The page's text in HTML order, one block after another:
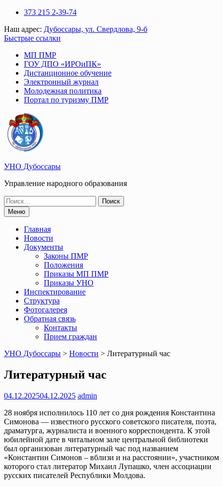
Перейти
содержимому
373 215 2-39-74
Наш адрес: Дубоссары, ул. Свердлова, 9-б
Быстрые ссылки
МП ПМР
ГОУ ДПО «ИРОиПК»
Дистанционное обучение
Электронный журнал
Молодежная политика
Портал по туризму ПМР
УНО Дубоссары
Управление народного образования
Поиск
по:Меню
Главная
Новости
Документы
Законы ПМР
Положения
Приказы МП ПМР
Приказы УНО
Инспектирование
Структура
Фотогалерея
Обратная связь
Контакты
Прием граждан
УНО Дубоссары > Новости > Литературный час
Литературный час
04.12.202504.12.2025 admin
28 ноября исполнилось 110 лет со дня рождения Константина
Симонова — известного русского советского писателя, поэта,
драматурга, журналиста и военного корреспондента. К этой
юбилейной дате в читальном зале центральной библиотеки
был организован литературный час под названием
«Константин Симонов – вблизи и на расстоянии», участником
которого стал литератор Михаил Лупашко, член ассоциации
русских писателей Республики Молдова.